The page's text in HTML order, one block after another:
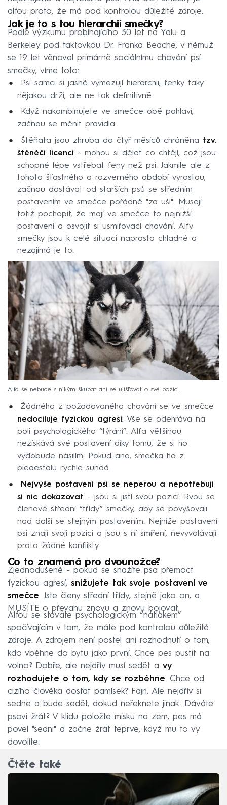
alfou proto, že má pod kontrolou důležité zdroje.
Jak je to s tou hierarchií smečky?
Podle výzkumu probíhajícího 30 let na Yalu a
Berkeley pod taktovkou Dr. Franka Beache, v němuž
se 19 let věnoval primárně sociálnímu chování psí
smečky, víme toto:
Psí samci si jasně vymezují hierarchii, fenky taky
nějakou drží, ale ne tak definitivně.
Když nakombinujete ve smečce obě pohlaví,
začnou se měnit pravidla.
Štěňata jsou zhruba do čtyř měsíců chráněna tzv.
štěněčí licencí - mohou si dělat co chtějí, což jsou
schopné lépe vstřebat feny než psi. Jakmile ale z
tohoto šťastného a rozverného období vyrostou,
začnou dostávat od starších psů se středním
postavením ve smečce pořádně "za uši". Musejí
totiž pochopit, že mají ve smečce to nejnižší
postavení a osvojit si usmiřovací chování. Alfy
smečky jsou k celé situaci naprosto chladné a
nezajímá je to.
Alfa se nebude s nikým škubat ani se ujišťovat o své pozici.
Žádného z požadovaného chování se ve smečce
nedociluje fyzickou agresí! Vše se odehrává na
poli psychologického “týrání”. Alfa většinou
nezískává své postavení díky tomu, že si ho
vydobude násilím. Pokud ano, smečka ho z
piedestalu rychle sundá.
Nejvýše postavení psi se neperou a nepotřebují
si nic dokazovat - jsou si jistí svou pozicí. Rvou se
členové střední “třídy” smečky, aby se povyšovali
nad další se stejným postavením. Nejníže postavení
psi znají svoji pozici a jsou s ní smíření, nevyvolávají
proto žádné konflikty.
Co to znamená pro dvounožce?
Zjednodušeně - pokud se snažíte psa přemoct
fyzickou agresí, snižujete tak svoje postavení ve
smečce. Jste členy střední třídy, stejně jako on, a
MUSÍTE o převahu znovu a znovu bojovat.
Alfou se stáváte psychologickým “nátlakem”
spočívajícím v tom, že máte pod kontrolou důležité
zdroje. A zdrojem není postel ani rozhodnutí o tom,
kdo vběhne do bytu jako první. Chce pes pustit na
volno? Dobře, ale nejdřív musí sedět a vy
rozhodujete o tom, kdy se rozběhne. Chce od
cizího člověka dostat pamlsek? Fajn. Ale nejdřív si
sedne a bude sedět, dokud neřeknete jinak. Dáváte
psovi žrát? V klidu položte misku na zem, pes má
povel "sedni" a začne žrát teprve, když mu to vy
dovolíte.
Čtěte také